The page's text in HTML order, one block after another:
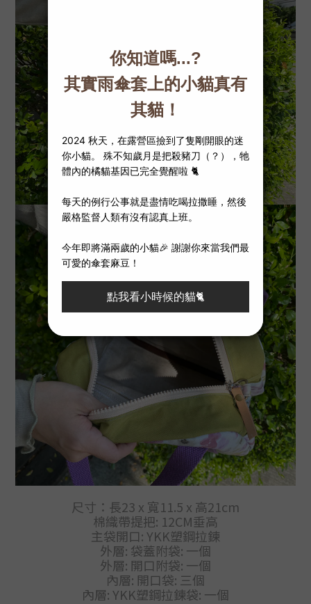
尺寸：長23 x 寬11.5 x 高21cm
棉織帶提把: 12CM垂高
主袋開口: YKK塑鋼拉鍊
外層: 袋蓋附袋: 一個
外層: 開口附袋: 一個
內層: 開口袋: 三個
內層: YKK塑鋼拉鍊袋: 一個